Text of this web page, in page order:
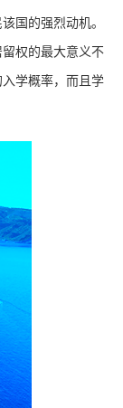
国的强烈动机。
权的最大意义不
学概率，而且学